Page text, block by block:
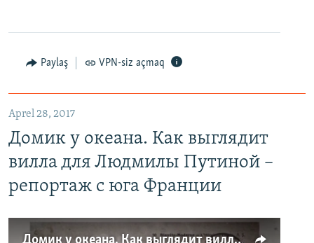
Paylaş VPN-siz açmaq
Aprel 28, 2017
Домик у океана. Как выглядит
вилла для Людмилы Путиной –
репортаж с юга Франции
Домик у океана. Как выглядит вилла для Людмилы Путиной – репортаж с юга Франции